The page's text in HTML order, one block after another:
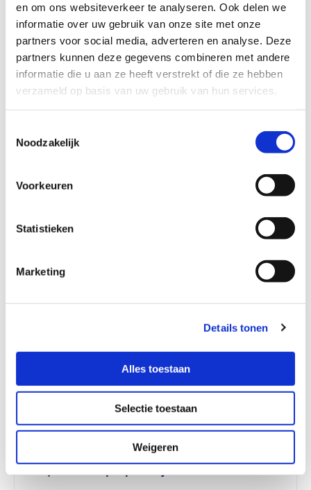
en om ons websiteverkeer te analyseren. Ook delen we
informatie over uw gebruik van onze site met onze
partners voor social media, adverteren en analyse. Deze
partners kunnen deze gegevens combineren met andere
informatie die u aan ze heeft verstrekt of die ze hebben
verzameld op basis van uw gebruik van hun services.
Noodzakelijk
Voorkeuren
Statistieken
Marketing
Details tonen
Alles toestaan
Selectie toestaan
Weigeren
Verne Health koppelt met jouw
boekhoudkoppeling met het EPD:
Met 1 waarheid grip op je cijfers
Verne Health en Fys’Optima
bundelen krachten: enorme
digitale voorsprong voor